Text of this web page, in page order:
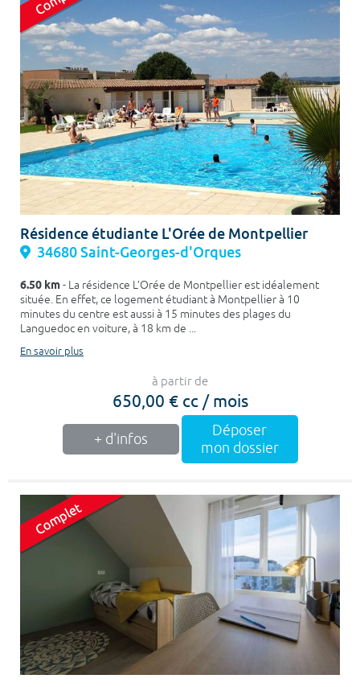
Résidence étudiante L'Orée de Montpellier
34680 Saint-Georges-d'Orques
6.50 km- La résidence L’Orée de Montpellier est idéalement
située. En effet, ce logement étudiant à Montpellier à 10
minutes du centre est aussi à 15 minutes des plages du
Languedoc en voiture, à 18 km de ...
En savoir plus
à partir de
650,00 € cc / mois
+ d'infos
Déposer
mon dossier